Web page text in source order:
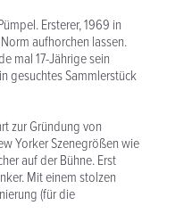
Ersterer, 1969 in
aufhorchen lassen.
mal 17-Jährige sein
gesuchtes Sammlerstück
zur Gründung von
Yorker Szenegrößen wie
auf der Bühne. Erst
Mit einem stolzen
(für die